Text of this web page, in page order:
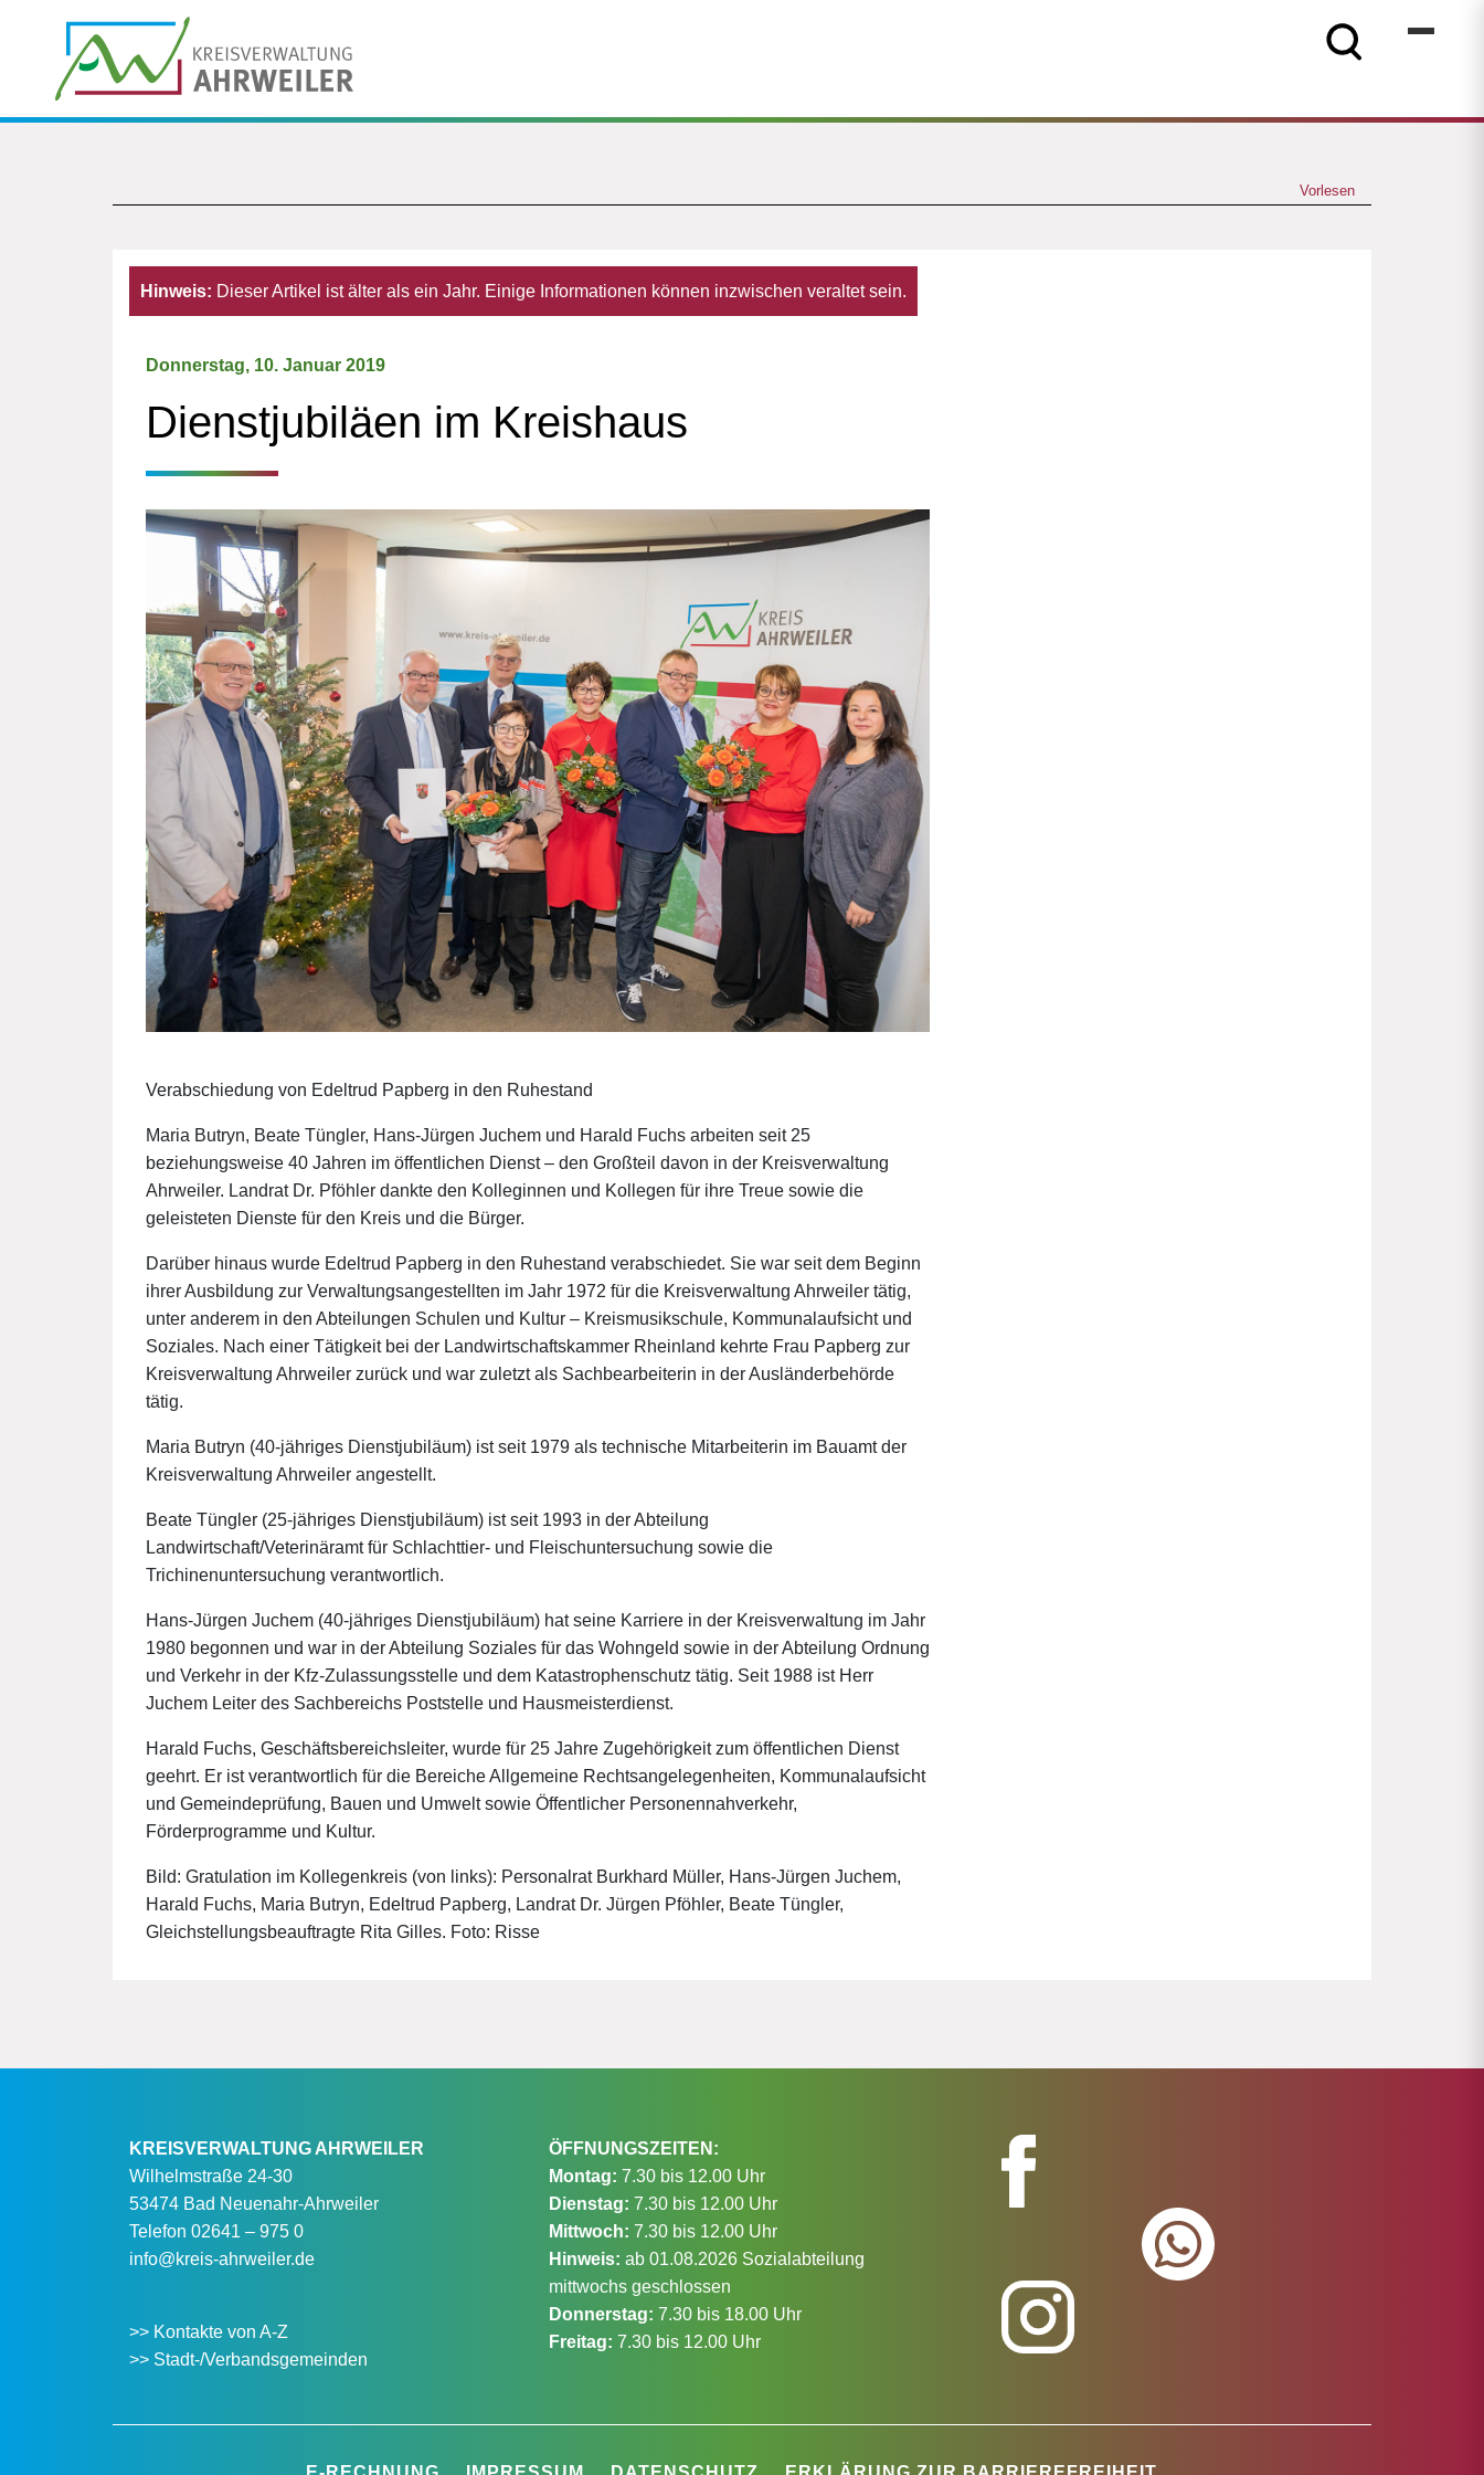
Vorlesen
Hinweis: Dieser Artikel ist älter als ein Jahr. Einige Informationen können inzwischen veraltet sein.
Donnerstag, 10. Januar 2019
Dienstjubiläen im Kreishaus
Verabschiedung von Edeltrud Papberg in den Ruhestand
Maria Butryn, Beate Tüngler, Hans-Jürgen Juchem und Harald Fuchs arbeiten seit 25
beziehungsweise 40 Jahren im öffentlichen Dienst – den Großteil davon in der Kreisverwaltung
Ahrweiler. Landrat Dr. Pföhler dankte den Kolleginnen und Kollegen für ihre Treue sowie die
geleisteten Dienste für den Kreis und die Bürger.
Darüber hinaus wurde Edeltrud Papberg in den Ruhestand verabschiedet. Sie war seit dem Beginn
ihrer Ausbildung zur Verwaltungsangestellten im Jahr 1972 für die Kreisverwaltung Ahrweiler tätig,
unter anderem in den Abteilungen Schulen und Kultur – Kreismusikschule, Kommunalaufsicht und
Soziales. Nach einer Tätigkeit bei der Landwirtschaftskammer Rheinland kehrte Frau Papberg zur
Kreisverwaltung Ahrweiler zurück und war zuletzt als Sachbearbeiterin in der Ausländerbehörde
tätig.
Maria Butryn (40-jähriges Dienstjubiläum) ist seit 1979 als technische Mitarbeiterin im Bauamt der
Kreisverwaltung Ahrweiler angestellt.
Beate Tüngler (25-jähriges Dienstjubiläum) ist seit 1993 in der Abteilung
Landwirtschaft/Veterinäramt für Schlachttier- und Fleischuntersuchung sowie die
Trichinenuntersuchung verantwortlich.
Hans-Jürgen Juchem (40-jähriges Dienstjubiläum) hat seine Karriere in der Kreisverwaltung im Jahr
1980 begonnen und war in der Abteilung Soziales für das Wohngeld sowie in der Abteilung Ordnung
und Verkehr in der Kfz-Zulassungsstelle und dem Katastrophenschutz tätig. Seit 1988 ist Herr
Juchem Leiter des Sachbereichs Poststelle und Hausmeisterdienst.
Harald Fuchs, Geschäftsbereichsleiter, wurde für 25 Jahre Zugehörigkeit zum öffentlichen Dienst
geehrt. Er ist verantwortlich für die Bereiche Allgemeine Rechtsangelegenheiten, Kommunalaufsicht
und Gemeindeprüfung, Bauen und Umwelt sowie Öffentlicher Personennahverkehr,
Förderprogramme und Kultur.
Bild: Gratulation im Kollegenkreis (von links): Personalrat Burkhard Müller, Hans-Jürgen Juchem,
Harald Fuchs, Maria Butryn, Edeltrud Papberg, Landrat Dr. Jürgen Pföhler, Beate Tüngler,
Gleichstellungsbeauftragte Rita Gilles. Foto: Risse
KREISVERWALTUNG AHRWEILER
Wilhelmstraße 24-30
53474 Bad Neuenahr-Ahrweiler
Telefon 02641 – 975 0
info@kreis-ahrweiler.de
>> Kontakte von A-Z
>> Stadt-/Verbandsgemeinden
ÖFFNUNGSZEITEN:
Montag: 7.30 bis 12.00 Uhr
Dienstag: 7.30 bis 12.00 Uhr
Mittwoch: 7.30 bis 12.00 Uhr
Hinweis: ab 01.08.2026 Sozialabteilung
mittwochs geschlossen
Donnerstag: 7.30 bis 18.00 Uhr
Freitag: 7.30 bis 12.00 Uhr